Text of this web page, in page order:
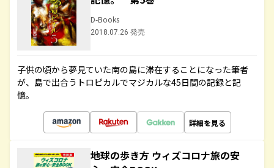
D-Books
2018.07.26 発売
子供の頃から夢見ていた南の島に滞在することになった筆者
が、島で出合うトロピカルでマジカルな45日間の記録と記
憶。
詳細を見る
地球の歩き方 ウィズコロナ旅の安